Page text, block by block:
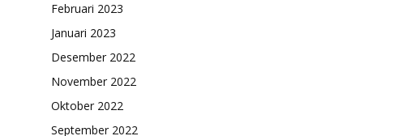
Februari 2023
Januari 2023
Desember 2022
November 2022
Oktober 2022
September 2022